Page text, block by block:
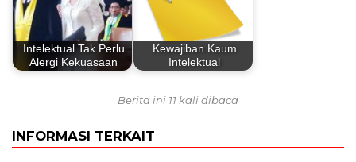
Intelektual Tak Perlu
Alergi Kekuasaan
Kewajiban Kaum
Intelektual
Berita ini 11 kali dibaca
INFORMASI TERKAIT